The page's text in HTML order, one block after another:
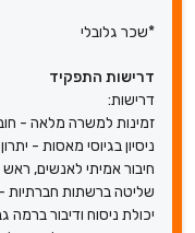
*שכר גלובלי
דרישות התפקיד
דרישות:
זמינות למשרה מלאה -
ניסיון בגיוסי מאסות -
חיבור אמיתי לאנשים, ראש
שליטה ברשתות חברתיות
יכולת ניסוח ודיבור ברמה